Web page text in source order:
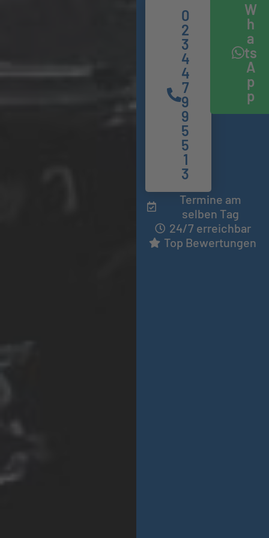
0
2
3
4
4
7
9
9
5
5
1
3
W
h
a
ts
A
p
p
Termine am
selben Tag
24/7 erreichbar
Top Bewertungen